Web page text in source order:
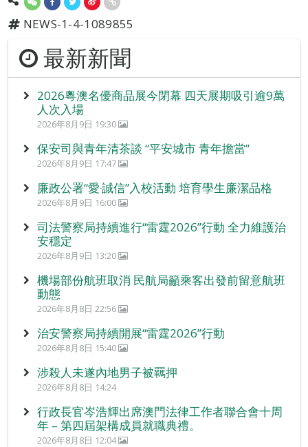
NEWS-1-4-1089855
最新新聞
2026粵澳名優商品展今閉幕 四天展期吸引逾9萬
人次入場
2026年8月9日 19:30
保安司與青年清茶談 “平安城市 青年擔當”
2026年8月9日 17:47
廉政公署“愛‧誠信”入校活動 培育學生廉潔品格
2026年8月9日 16:00
司法警察局持續進行“雷霆2026”行動 全力維護治
安穩定
2026年8月9日 13:20
機場部份航班取消 民航局籲乘客出發前留意航班
動態
2026年8月8日 22:56
治安警察局持續開展“雷霆2026”行動
2026年8月8日 15:40
涉殺人未遂內地男子被羈押
2026年8月8日 14:24
行政長官岑浩輝出席澳門法律工作者聯合會十周
年 – 第四屆架構成員就職典禮。
2026年8月8日 12:04